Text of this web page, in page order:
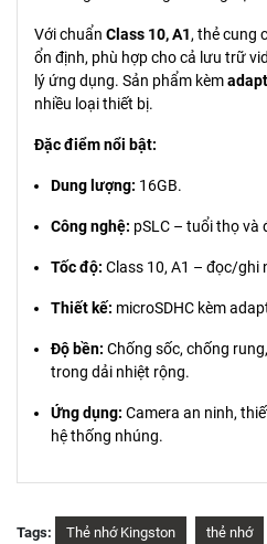
Với chuẩn Class 10, A1, thẻ cung
ổn định, phù hợp cho cả lưu trữ
lý ứng dụng. Sản phẩm kèm
nhiều loại thiết bị.
Đặc điểm nổi bật:
Dung lượng: 16GB.
Công nghệ: pSLC – tuổi thọ và
Tốc độ: Class 10, A1 – đọc/ghi
Thiết kế: microSDHC kèm
Độ bền: Chống sốc, chống
trong dải nhiệt rộng.
Ứng dụng: Camera an ninh,
hệ thống nhúng.
Tags: Thẻ nhớ Kingston thẻ nhớ